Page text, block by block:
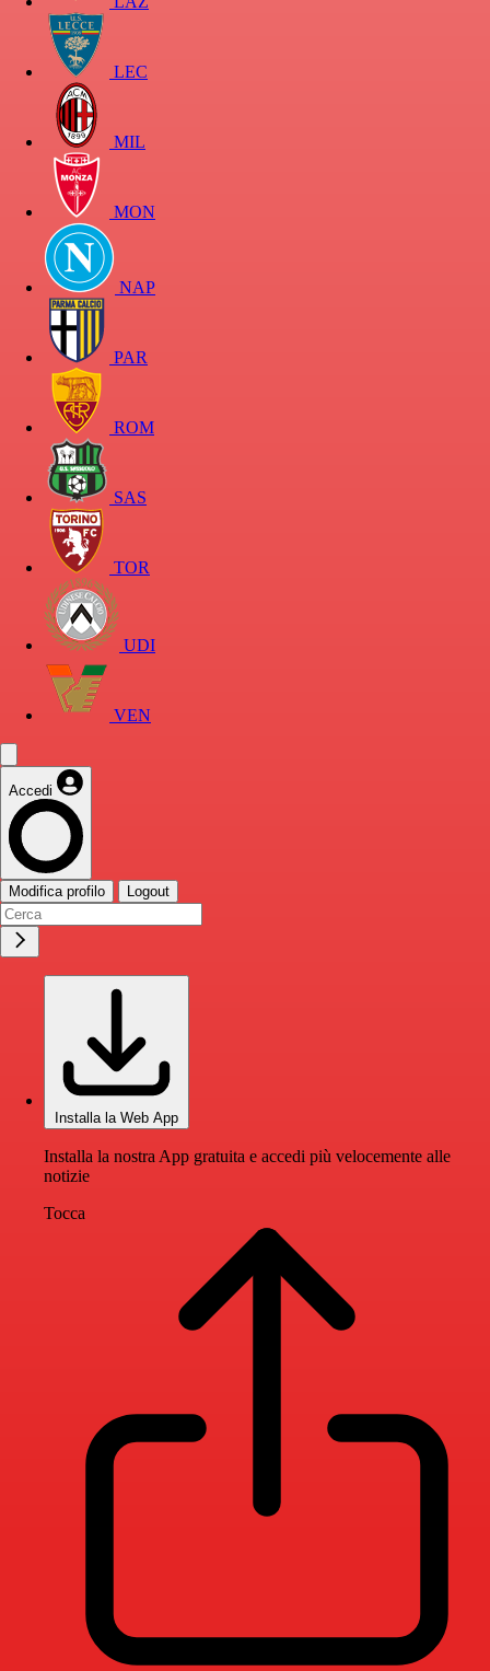
LEC
MIL
MON
NAP
PAR
ROM
SAS
TOR
UDI
VEN
Accedi
Modifica profilo Logout
Installa la Web App
Installa la nostra App gratuita e accedi più velocemente alle
notizie
Tocca